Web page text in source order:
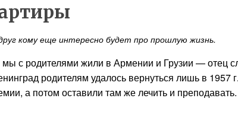
кому еще интересно будет про прошлую жизнь.
с родителями жили в Армении и Грузии — отец
родителям удалось вернуться лишь в 1957
а потом оставили там же лечить и преподавать.